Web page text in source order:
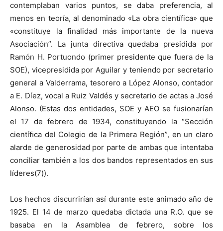
contemplaban varios puntos, se daba preferencia, al
menos en teoría, al denominado «La obra científica» que
«constituye la finalidad más importante de la nueva
Asociación”. La junta directiva quedaba presidida por
Ramón H. Portuondo (primer presidente que fuera de la
SOE), vicepresidida por Aguilar y teniendo por secretario
general a Valderrama, tesorero a López Alonso, contador
a E. Díez, vocal a Ruiz Valdés y secretario de actas a José
Alonso. (Estas dos entidades, SOE y AEO se fusionarían
el 17 de febrero de 1934, constituyendo la “Sección
cientíﬁca del Colegio de la Primera Región”, en un claro
alarde de generosidad por parte de ambas que intentaba
conciliar también a los dos bandos representados en sus
líderes(7)).
Los hechos discurrirían así durante este animado año de
1925. El 14 de marzo quedaba dictada una R.O. que se
basaba en la Asamblea de febrero, sobre los